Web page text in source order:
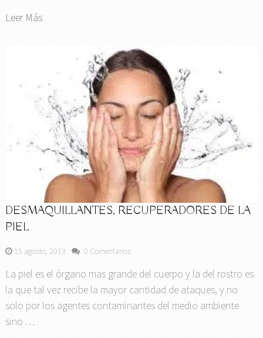
Leer Más
DESMAQUILLANTES, RECUPERADORES DE LA
PIEL
15 agosto, 2013 0 Comentarios
La piel es el órgano mas grande del cuerpo y la del rostro es
la que tal vez recibe la mayor cantidad de ataques, y no
solo por los agentes contaminantes del medio ambiente
sino …